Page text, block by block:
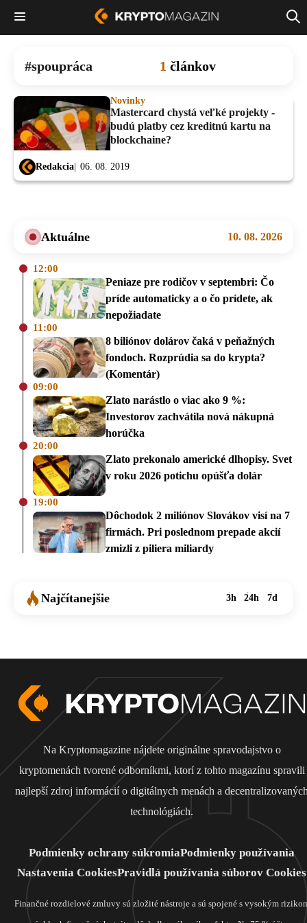
spoupráca 1 článkov
Novinky
Mastercard chystá veľké projekty -
budú platby cez kreditnú kartu na
blockchaine?
Redakcia 06. 08. 2019
Aktuálne 10. 08. 2026
12:00
Peniaze pre rodičov v septembri: Čo
príde automaticky a o čo prídete, ak
nepožiadate
11:00
8 biliónov dolárov čaká v peňažných
fondoch. Rozprúdia sa do krypta?
(Komentár)
09:00
Zlato narástlo o viac ako 9 %:
Investorov zachvátila nová nákupná
horúčka
20:00
Zlato prekonalo americké dlhopisy. Svet
v roku 2026 potichu opúšťa dolár
19:00
Dôchodok 2 miliónov Slovákov visí na 7
firmách. Pri poslednom prepade akcií
zmizli z piliera miliardy
Najčítanejšie 3h 24h 7d
Na Kryptomagazine nájdete originálne spravodajstvo o
kryptomenách tvorené odborníkmi, ktorí z tohto magazínu spravili
najlepší zdroj informácií o digitálnych menách a
technológiách.
Podmienky ochrany súkromiaPodmienky používania
Nastavenia CookiesPravidlá používania súborov Cookies
Finančné rozdielové zmluvy sú zložité nástroje a sú spojené s vysokým